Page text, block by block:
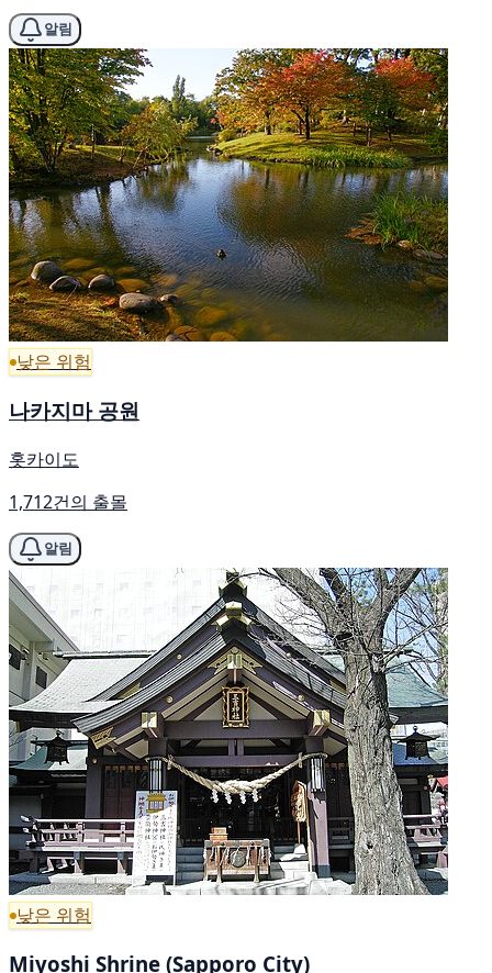
알림
낮은 위험
나카지마 공원
홋카이도
1,712건의 출몰
알림
낮은 위험
Miyoshi Shrine (Sapporo City)